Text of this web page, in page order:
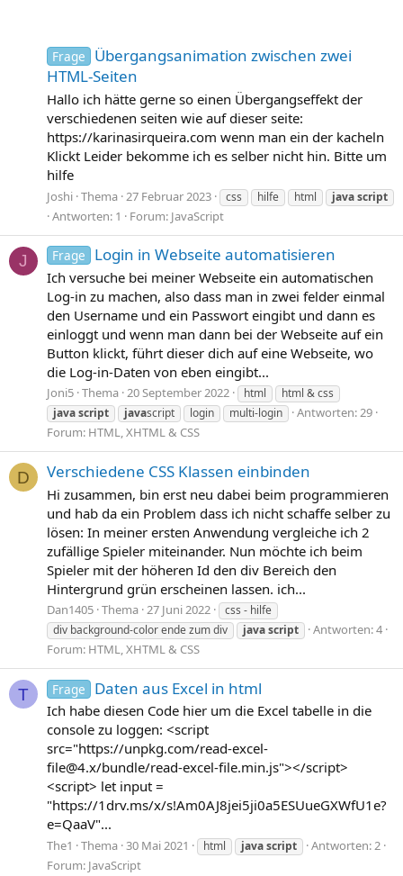
Frage
Übergangsanimation zwischen zwei
HTML-Seiten
Hallo ich hätte gerne so einen Übergangseffekt der
verschiedenen seiten wie auf dieser seite:
https://karinasirqueira.com wenn man ein der kacheln
Klickt Leider bekomme ich es selber nicht hin. Bitte um
hilfe
Joshi Thema 27 Februar 2023 css hilfe html javascript
Antworten: 1 Forum: JavaScript
J Frage Login in Webseite automatisieren
Ich versuche bei meiner Webseite ein automatischen
Log-in zu machen, also dass man in zwei felder einmal
den Username und ein Passwort eingibt und dann es
einloggt und wenn man dann bei der Webseite auf ein
Button klickt, führt dieser dich auf eine Webseite, wo
die Log-in-Daten von eben eingibt...
Joni5 Thema 20 September 2022 html
html & css
javascript javascript login multi-login
Antworten: 29
Forum: HTML, XHTML & CSS
D Verschiedene CSS Klassen einbinden
Hi zusammen, bin erst neu dabei beim programmieren
und hab da ein Problem dass ich nicht schaffe selber zu
lösen: In meiner ersten Anwendung vergleiche ich 2
zufällige Spieler miteinander. Nun möchte ich beim
Spieler mit der höheren Id den div Bereich den
Hintergrund grün erscheinen lassen. ich...
Dan1405 Thema 27 Juni 2022
css - hilfe
div background-color ende zum div
javascript
Antworten: 4
Forum: HTML, XHTML & CSS
T Frage Daten aus Excel in html
Ich habe diesen Code hier um die Excel tabelle in die
console zu loggen: <script
src="https://unpkg.com/read-excel-
file@4.x/bundle/read-excel-file.min.js"></script>
<script> let input =
"https://1drv.ms/x/s!Am0AJ8jei5ji0a5ESUueGXWfU1e?
e=QaaV"...
The1 Thema 30 Mai 2021 html javascript
Antworten: 2
Forum: JavaScript